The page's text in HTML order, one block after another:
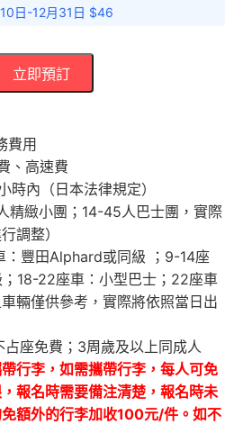
日-12月31日 $46
立即預訂
費用
、高速費
時內（日本法律規定）
精緻小團；14-45人巴士團，實際
調整）
：豐田Alphard或同級 ；9-14座
18-22座車：小型巴士；22座車
輛僅供參考，實際將依照當日出
座免費；3周歲及以上同成人
行李，如需攜帶行李，每人可免
報名時需要備注清楚，報名時未
額外的行李加收100元/件。如不